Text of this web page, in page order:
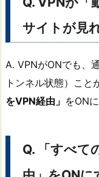
サイトが見
A. VPNがONでも、
トンネル状態）こと
をVPN経由」 をON
Q. 「すべて